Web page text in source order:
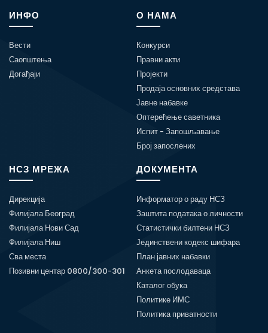
ИНФО
Вести
Саопштења
Догађаји
О НАМА
Конкурси
Правни акти
Пројекти
Продаја основних средстава
Јавне набавке
Оптерећење саветника
Испит - Запошљавање
Број запослених
НСЗ МРЕЖА
Дирекција
Филијала Београд
Филијала Нови Сад
Филијала Ниш
Сва места
Позивни центар 0800/300-301
ДОКУМЕНТА
Информатор о раду НСЗ
Заштита података о личности
Статистички билтени НСЗ
Јединствени кодекс шифара
План јавних набавки
Анкета послодаваца
Каталог обука
Политике ИМС
Политика приватности